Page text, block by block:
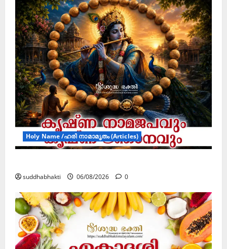
Holy Name /ഹരി നാമാമൃതം (Articles)
suddhabhakti 06/08/2026 0